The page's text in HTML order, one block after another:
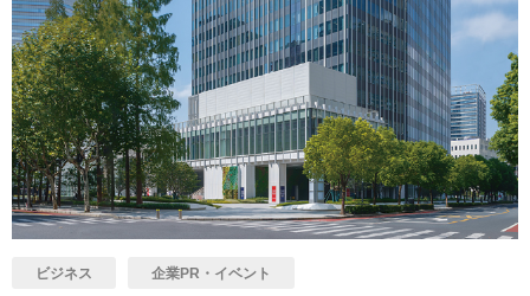
ビジネス 企業PR・イベント